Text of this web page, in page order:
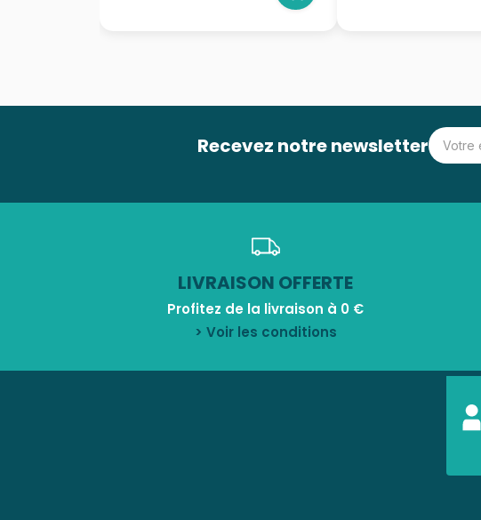
Recevez notre newsletter
LIVRAISON OFFERTE
Profitez de la livraison à 0 €
> Voir les conditions